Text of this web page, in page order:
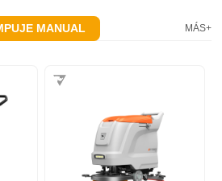
MANUAL MÁS+